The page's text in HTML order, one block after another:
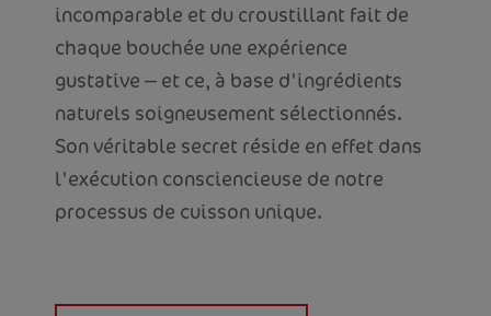
incomparable et du croustillant fait de
chaque bouchée une expérience
gustative ⎼ et ce, à base d'ingrédients
naturels soigneusement sélectionnés.
Son véritable secret réside en effet dans
l'exécution consciencieuse de notre
processus de cuisson unique.